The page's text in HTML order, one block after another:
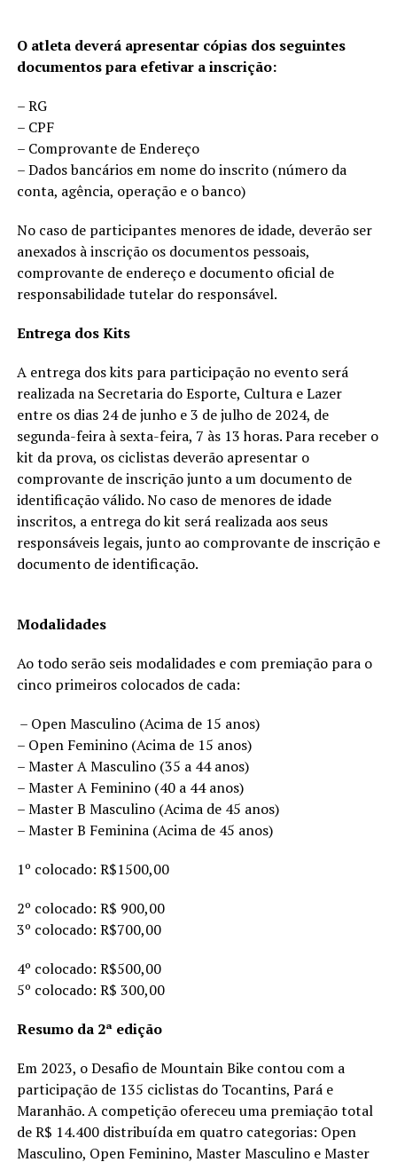
O atleta deverá apresentar cópias dos seguintes
documentos para efetivar a inscrição:
– RG
– CPF
– Comprovante de Endereço
– Dados bancários em nome do inscrito (número da
conta, agência, operação e o banco)
No caso de participantes menores de idade, deverão ser
anexados à inscrição os documentos pessoais,
comprovante de endereço e documento oficial de
responsabilidade tutelar do responsável.
Entrega dos Kits
A entrega dos kits para participação no evento será
realizada na Secretaria do Esporte, Cultura e Lazer
entre os dias 24 de junho e 3 de julho de 2024, de
segunda-feira à sexta-feira, 7 às 13 horas. Para receber o
kit da prova, os ciclistas deverão apresentar o
comprovante de inscrição junto a um documento de
identificação válido. No caso de menores de idade
inscritos, a entrega do kit será realizada aos seus
responsáveis legais, junto ao comprovante de inscrição e
documento de identificação.
Modalidades
Ao todo serão seis modalidades e com premiação para o
cinco primeiros colocados de cada:
– Open Masculino (Acima de 15 anos)
– Open Feminino (Acima de 15 anos)
– Master A Masculino (35 a 44 anos)
– Master A Feminino (40 a 44 anos)
– Master B Masculino (Acima de 45 anos)
– Master B Feminina (Acima de 45 anos)
1º colocado: R$1500,00
2º colocado: R$ 900,00
3º colocado: R$700,00
4º colocado: R$500,00
5º colocado: R$ 300,00
Resumo da 2ª edição
Em 2023, o Desafio de Mountain Bike contou com a
participação de 135 ciclistas do Tocantins, Pará e
Maranhão. A competição ofereceu uma premiação total
de R$ 14.400 distribuída em quatro categorias: Open
Masculino, Open Feminino, Master Masculino e Master